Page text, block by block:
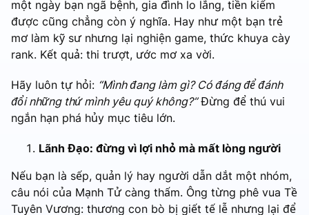
một ngày bạn ngã bệnh, gia đình lo lắng, tiền kiếm
được cũng chẳng còn ý nghĩa. Hay như một bạn trẻ
mơ làm kỹ sư nhưng lại nghiện game, thức khuya cày
rank. Kết quả: thi trượt, ước mơ xa vời.
Hãy luôn tự hỏi: “Mình đang làm gì? Có đáng để đánh
đổi những thứ mình yêu quý không?”Đừng để thú vui
ngắn hạn phá hủy mục tiêu lớn.
Lãnh Đạo: đừng vì lợi nhỏ mà mất lòng người
Nếu bạn là sếp, quản lý hay người dẫn dắt một nhóm,
câu nói của Mạnh Tử càng thấm. Ông từng phê vua Tề
Tuyên Vương: thương con bò bị giết tế lễ nhưng lại để